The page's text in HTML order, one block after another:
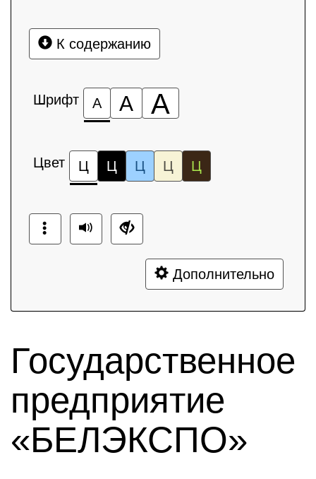
К содержанию
Шрифт А А А
Цвет Ц Ц Ц Ц Ц
Дополнительно
Государственное
предприятие
«БЕЛЭКСПО»